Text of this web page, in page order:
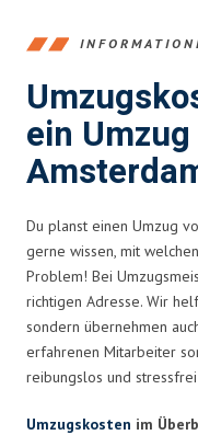
ein
Du planst einen Umzug
gerne wissen, mit
Problem! Bei
richtigen Adresse. Wir
sondern übernehmen
erfahrenen Mitarbeiter
reibungslos und
Umzugskosten im